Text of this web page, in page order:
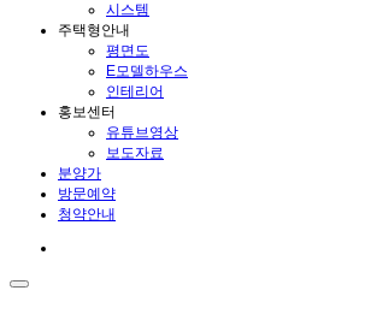
시스템
주택형안내
평면도
E모델하우스
인테리어
홍보센터
유튜브영상
보도자료
분양가
방문예약
청약안내